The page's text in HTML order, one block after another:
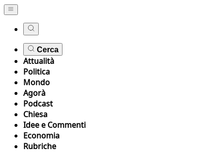
Cerca
Attualità
Politica
Mondo
Agorà
Podcast
Chiesa
Idee e Commenti
Economia
Rubriche